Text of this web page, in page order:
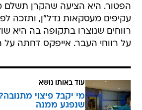
הפטור. היא הציעה שהקרן תשלם
עקיפים מעסקאות נדל"ן, ותזכה
רווחים שנוצרו בתקופה בה היא
על רווחי העבר. אייפקס דחתה
עוד באותו נושא
מי יקבל פיצוי
שנפגע ממנה